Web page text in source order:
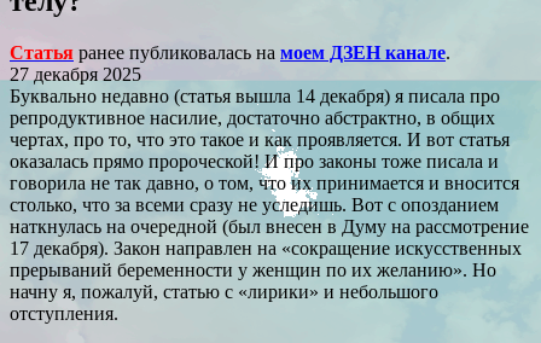
Статья ранее публиковалась на моем ДЗЕН канале.
27 декабря 2025
Буквально недавно (статья вышла 14 декабря) я писала про
репродуктивное насилие, достаточно абстрактно, в общих
чертах, про то, что это такое и как проявляется. И вот статья
оказалась прямо пророческой! И про законы тоже писала и
говорила не так давно, о том, что их принимается и вносится
столько, что за всеми сразу не уследишь. Вот с опозданием
наткнулась на очередной (был внесен в Думу на рассмотрение
17 декабря). Закон направлен на «сокращение искусственных
прерываний беременности у женщин по их желанию». Но
начну я, пожалуй, статью с «лирики» и небольшого
отступления.